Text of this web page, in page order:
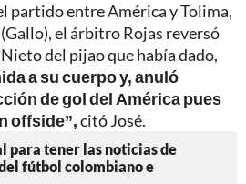
partido entre América y Tolima,
el árbitro Rojas reversó
del pijao que había dado,
a su cuerpo y, anuló
de gol del América pues
offside”,citó José.
para tener las noticias de
fútbol colombiano e